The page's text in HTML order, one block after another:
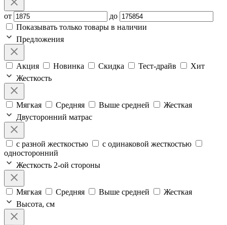
от
до
Показывать только товары в наличии
Предложения
Акция Новинка Скидка Тест-драйв
Хит
Жесткость
Мягкая Средняя Выше средней
Жесткая
Двусторонний матрас
с разной жесткостью
с одинаковой жесткостью
односторонний
Жесткость 2-ой стороны
Мягкая Средняя Выше средней
Жесткая
Высота, см